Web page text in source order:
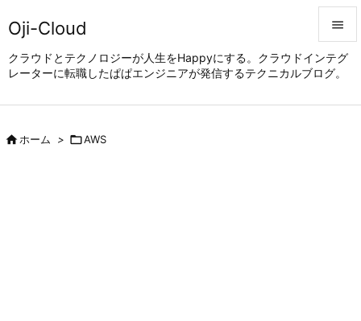
Oji-Cloud
クラウドとテクノロジーが人生をHappyにする。クラウドインテグ
レーターに転職したぱぱエンジニアが発信するテクニカルブログ。


メニュ
ホーム > AWS